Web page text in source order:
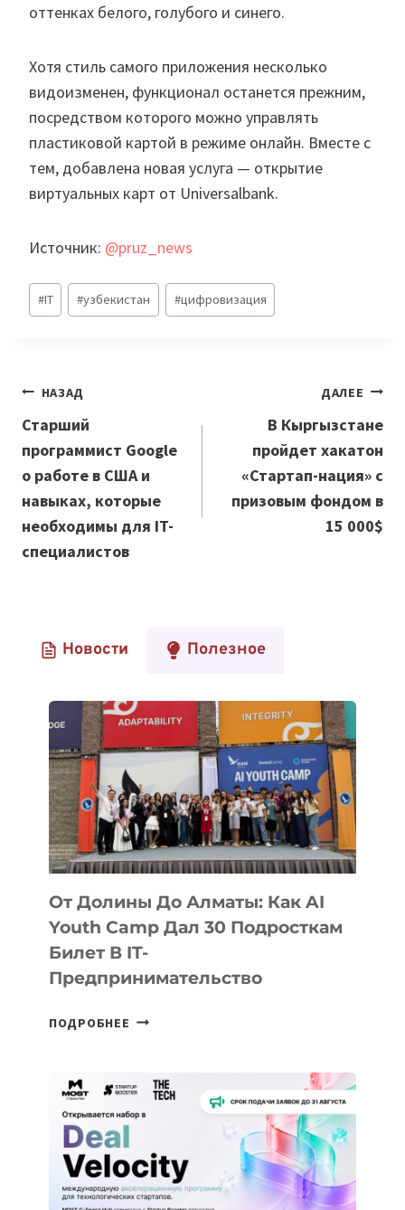
оттенках белого, голубого и синего.
Хотя стиль самого приложения несколько
видоизменен, функционал останется прежним,
посредством которого можно управлять
пластиковой картой в режиме онлайн. Вместе с
тем, добавлена новая услуга — открытие
виртуальных карт от Universalbank.
Источник: @pruz_news
Метки
записи:
#IT #узбекистан #цифровизация
Навигация
по
записям
НАЗАД
Старший
программист Google
о работе в США и
навыках, которые
необходимы для IT-
специалистов
ДАЛЕЕ
В Кыргызстане
пройдет хакатон
«Стартап-нация» с
призовым фондом в
15 000$
Новости Полезное
От Долины До Алматы: Как AI
Youth Camp Дал 30 Подросткам
Билет В IT-
Предпринимательство
ПОДРОБНЕЕ ОТ
АЛМАТЫ:
КАК
AI
YOUTH
CAMP
ДАЛ